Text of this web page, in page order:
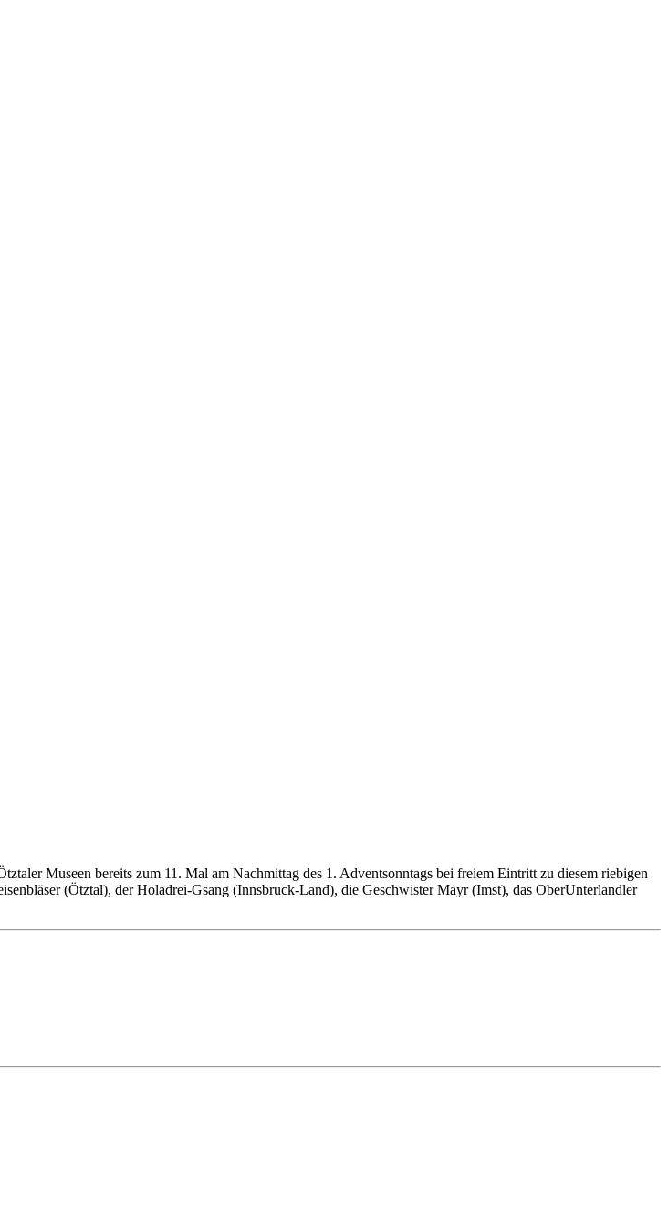
Museen bereits zum 11. Mal am Nachmittag des 1. Adventsonntags bei freiem Eintritt zu diesem riebigen
(Ötztal), der Holadrei-Gsang (Innsbruck-Land), die Geschwister Mayr (Imst), das OberUnterlandler